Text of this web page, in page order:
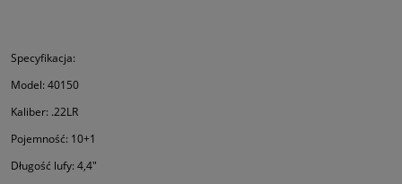
Specyfikacja:
Model: 40150
Kaliber: .22LR
Pojemność: 10+1
Długość lufy: 4,4"